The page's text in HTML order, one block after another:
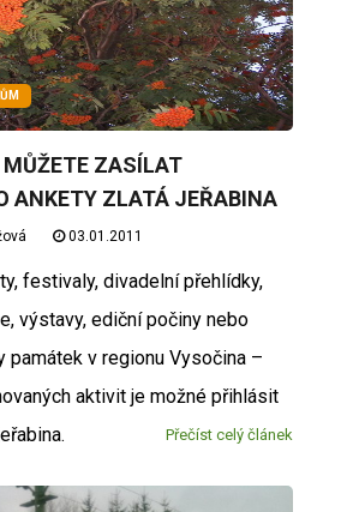
MŮŽETE ZASÍLAT
ANKETY ZLATÁ JEŘABINA
03.01.2011
festivaly, divadelní přehlídky,
výstavy, ediční počiny nebo
památek v regionu Vysočina –
aktivit je možné přihlásit
Přečíst celý článek